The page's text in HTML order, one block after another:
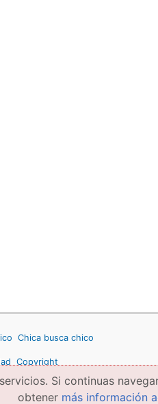
Chica busca chico
Copyright
Si continuas
obtener más información